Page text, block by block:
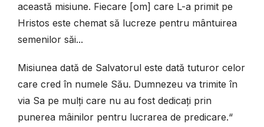
această misiune. Fiecare [om] care L-a primit pe
Hristos este chemat să lucreze pentru mântuirea
semenilor săi...
Misiunea dată de Salvatorul este dată tuturor celor
care cred în numele Său. Dumnezeu va trimite în
via Sa pe mulți care nu au fost dedicați prin
punerea mâinilor pentru lucrarea de predicare.“